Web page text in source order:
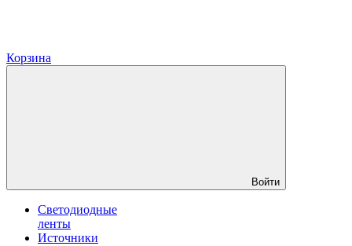
Корзина
Войти
Светодиодные
ленты
Источники